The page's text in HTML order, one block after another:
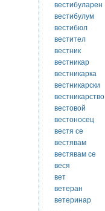
вестибуларен
вестибулум
вестибюл
вестител
вестник
вестникар
вестникарка
вестникарски
вестникарство
вестовой
вестоносец
вестя се
вестявам
вестявам се
веся
вет
ветеран
ветеринар